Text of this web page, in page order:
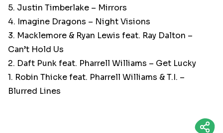
5. Justin Timberlake – Mirrors
4. Imagine Dragons – Night Visions
3. Macklemore & Ryan Lewis feat. Ray Dalton –
Can’t Hold Us
2. Daft Punk feat. Pharrell Williams – Get Lucky
1. Robin Thicke feat. Pharrell Williams & T.I. –
Blurred Lines